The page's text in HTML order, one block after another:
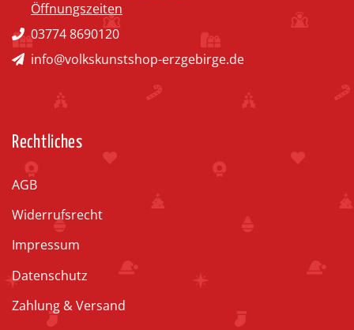
Öffnungszeiten
03774 8690120
info@volkskunstshop-erzgebirge.de
Rechtliches
AGB
Widerrufsrecht
Impressum
Datenschutz
Zahlung & Versand